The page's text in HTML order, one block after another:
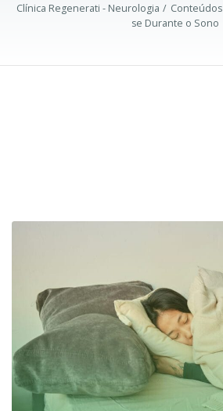
Clínica Regenerati - Neurologia Conteúdos
se Durante o Sono